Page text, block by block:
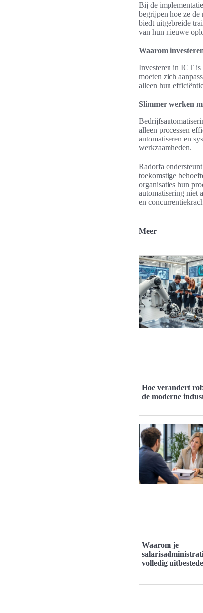
Bij de
begrijpen hoe ze
biedt uitgebreide
van hun nieuwe
Waarom
Investeren in ICT is
moeten zich
alleen hun
Slimmer werken
alleen processen
automatiseren en
werkzaamheden.
Radorfa
toekomstige
organisaties hun
automatisering niet
en
Meer
Hoe verandert
de moderne
Waarom je
volledig